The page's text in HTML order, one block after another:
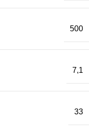
500
7,1
33